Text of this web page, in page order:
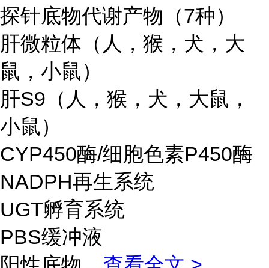
探针底物代谢产物（7种）
肝微粒体（人，猴，犬，大
鼠，小鼠）
肝S9（人，猴，犬，大鼠，
小鼠）
CYP450酶/细胞色素P450酶
NADPH再生系统
UGT孵育系统
PBS缓冲液